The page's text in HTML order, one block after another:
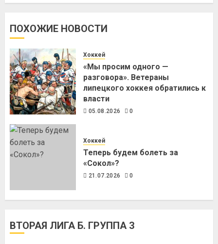
ПОХОЖИЕ НОВОСТИ
Хоккей
«Мы просим одного —
разговора». Ветераны
липецкого хоккея обратились к
власти
05.08.2026 0
Хоккей
Теперь будем болеть за
«Сокол»?
21.07.2026 0
ВТОРАЯ ЛИГА Б. ГРУППА 3